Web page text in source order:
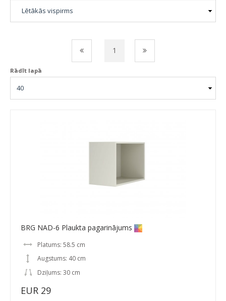
1
Rādīt lapā
BRG NAD-6 Plaukta pagarinājums
Platums: 58.5 cm
Augstums: 40 cm
Dziļums: 30 cm
EUR 29